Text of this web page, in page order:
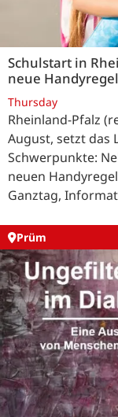
Schulstart in
neue
Thursday
Rheinland-Pfalz
August, setzt das
Schwerpunkte:
neuen
Ganztag,
Prüm